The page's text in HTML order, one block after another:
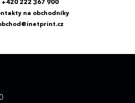
+420 222 367 900
na obchodníky